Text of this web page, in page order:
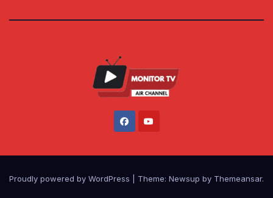
Proudly powered by WordPress Theme: Newsup by Themeansar.